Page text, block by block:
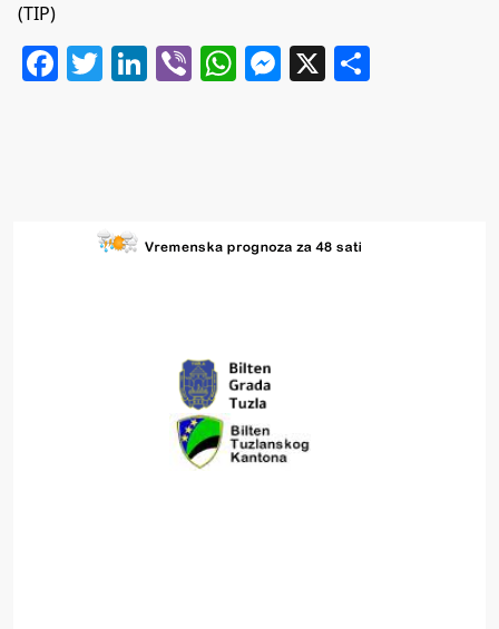
(TIP)
Facebook
Twitter
LinkedIn
ViberWhatsApp
Messenger
X